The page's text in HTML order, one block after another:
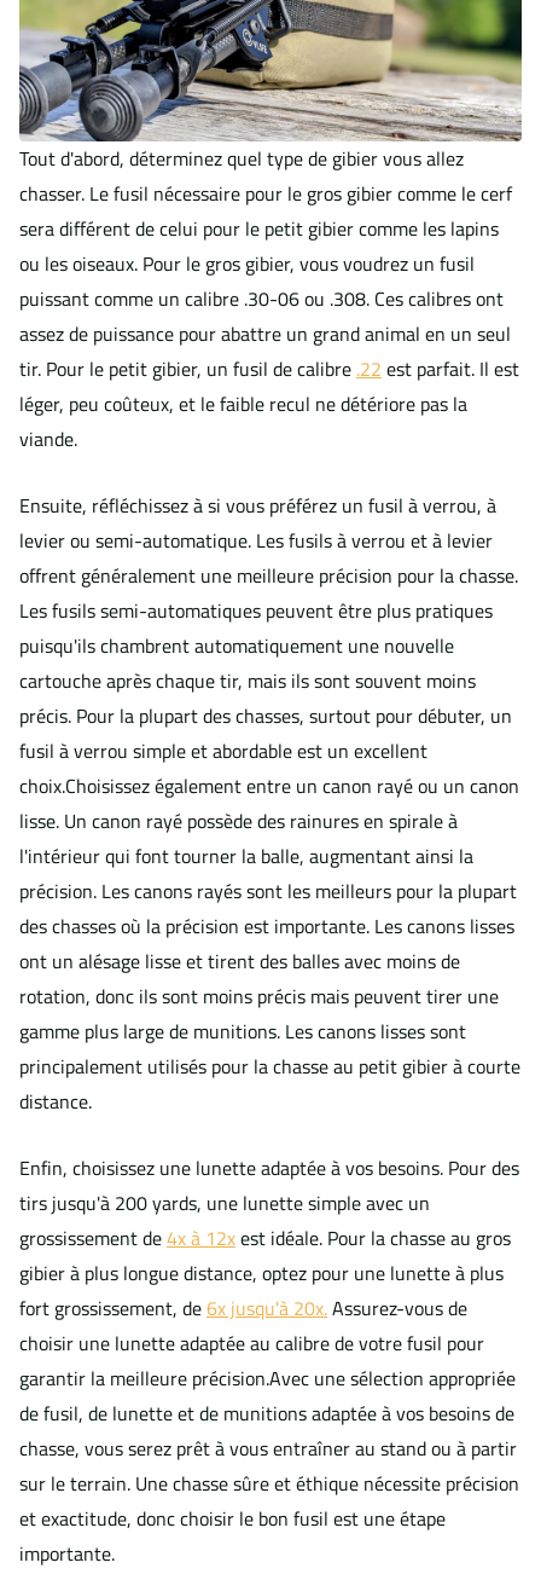
Tout d'abord, déterminez quel type de gibier vous allez
chasser. Le fusil nécessaire pour le gros gibier comme le cerf
sera différent de celui pour le petit gibier comme les lapins
ou les oiseaux. Pour le gros gibier, vous voudrez un fusil
puissant comme un calibre .30-06 ou .308. Ces calibres ont
assez de puissance pour abattre un grand animal en un seul
tir. Pour le petit gibier, un fusil de calibre .22 est parfait. Il est
léger, peu coûteux, et le faible recul ne détériore pas la
viande.
Ensuite, réfléchissez à si vous préférez un fusil à verrou, à
levier ou semi-automatique. Les fusils à verrou et à levier
offrent généralement une meilleure précision pour la chasse.
Les fusils semi-automatiques peuvent être plus pratiques
puisqu'ils chambrent automatiquement une nouvelle
cartouche après chaque tir, mais ils sont souvent moins
précis. Pour la plupart des chasses, surtout pour débuter, un
fusil à verrou simple et abordable est un excellent
choix.Choisissez également entre un canon rayé ou un canon
lisse. Un canon rayé possède des rainures en spirale à
l'intérieur qui font tourner la balle, augmentant ainsi la
précision. Les canons rayés sont les meilleurs pour la plupart
des chasses où la précision est importante. Les canons lisses
ont un alésage lisse et tirent des balles avec moins de
rotation, donc ils sont moins précis mais peuvent tirer une
gamme plus large de munitions. Les canons lisses sont
principalement utilisés pour la chasse au petit gibier à courte
distance.
Enfin, choisissez une lunette adaptée à vos besoins. Pour des
tirs jusqu'à 200 yards, une lunette simple avec un
grossissement de4x à 12xest idéale. Pour la chasse au gros
gibier à plus longue distance, optez pour une lunette à plus
fort grossissement, de6x jusqu'à 20x.Assurez-vous de
choisir une lunette adaptée au calibre de votre fusil pour
garantir la meilleure précision.Avec une sélection appropriée
de fusil, de lunette et de munitions adaptée à vos besoins de
chasse, vous serez prêt à vous entraîner au stand ou à partir
sur le terrain. Une chasse sûre et éthique nécessite précision
et exactitude, donc choisir le bon fusil est une étape
importante.